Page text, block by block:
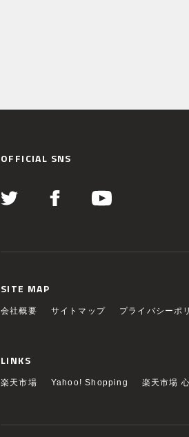
OFFICIAL SNS
SITE MAP
会社概要 サイトマップ プライバシーポ
LINKS
楽天市場 Yahoo! Shopping 楽天市場